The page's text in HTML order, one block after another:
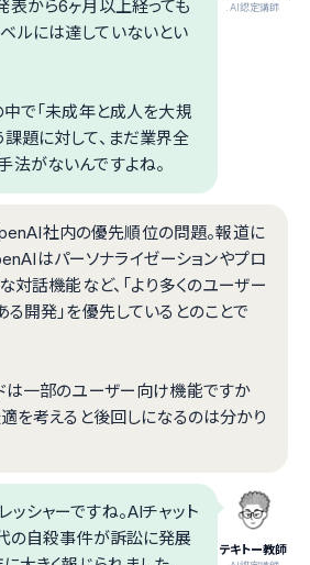
.AI認定講師
表から6ヶ月以上経っても
ルには達していないとい
中で「未成年と成人を大規
課題に対して、まだ業界全
法がないんですよね。
社内の優先順位の問題。報道に
はパーソナライゼーションやプロ
対話機能など、「より多くのユーザー
る開発」を優先しているとのことで
は一部のユーザー向け機能ですか
適を考えると後回しになるのは分かり
テキトー教師
シャーですね。AIチャット
の自殺事件が訴訟に発展